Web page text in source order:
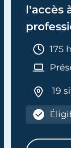
l’accès
175
19